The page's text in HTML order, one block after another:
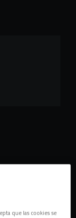
que las cookies se